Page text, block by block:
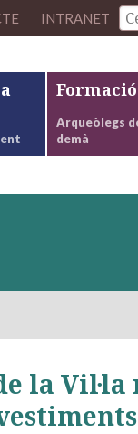
INTRANET
Formació
Arqueòlegs
demà
la